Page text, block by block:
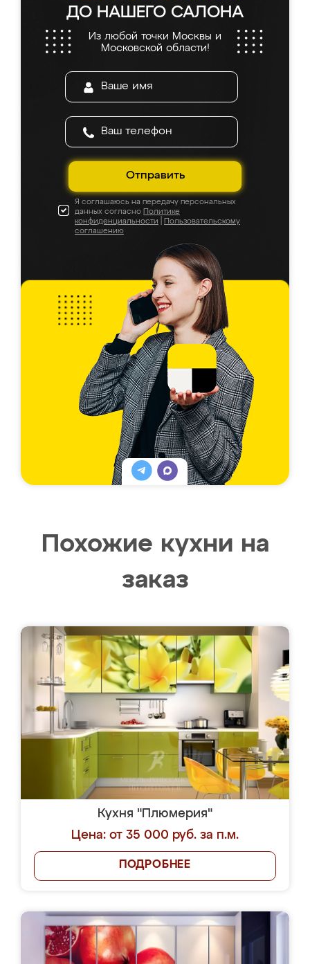
ДО НАШЕГО САЛОНА
Из любой точки Москвы и
Московской области!
Отправить
Я соглашаюсь на передачу персональных
данных согласно Политике
конфиденциальности
Пользовательскому
соглашению
Похожие кухни на
заказ
Кухня "Плюмерия"
Цена: от 35 000 руб. за п.м.
ПОДРОБНЕЕ